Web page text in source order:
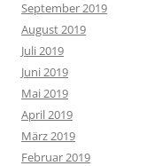
September 2019
August 2019
Juli 2019
Juni 2019
Mai 2019
April 2019
März 2019
Februar 2019